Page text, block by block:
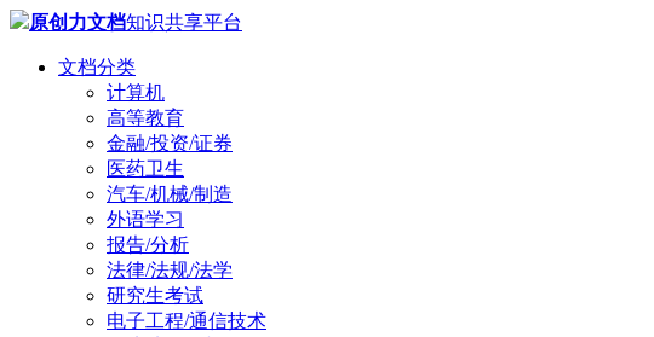
原创力文档知识共享平台
文档分类
计算机
高等教育
金融/投资/证券
医药卫生
汽车/机械/制造
外语学习
报告/分析
法律/法规/法学
研究生考试
电子工程/通信技术